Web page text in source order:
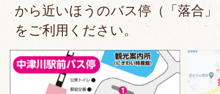
から近いほうのバス停（「落合
をご利用ください。